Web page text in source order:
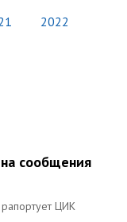
2022
сообщения
ЦИК